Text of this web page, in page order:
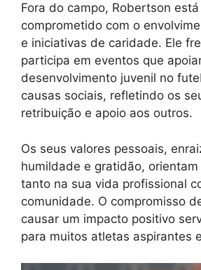
Fora do campo, Robertson
comprometido com o
e iniciativas de caridade. Ele
participa em eventos que
desenvolvimento juvenil no
causas sociais, refletindo os
retribuição e apoio aos outros.
Os seus valores pessoais,
humildade e gratidão,
tanto na sua vida profissional
comunidade. O compromisso
causar um impacto positivo
para muitos atletas aspirantes